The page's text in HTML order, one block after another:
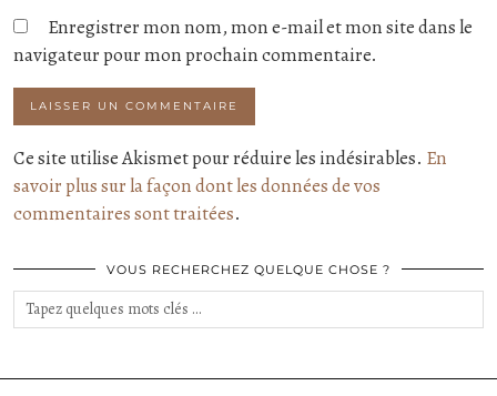
Enregistrer mon nom, mon e-mail et mon site dans le
navigateur pour mon prochain commentaire.
Ce site utilise Akismet pour réduire les indésirables. En
savoir plus sur la façon dont les données de vos
commentaires sont traitées.
VOUS RECHERCHEZ QUELQUE CHOSE ?